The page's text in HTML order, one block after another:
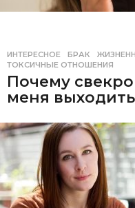
ИНТЕРЕСНОЕ БРАК ,
ТОКСИЧНЫЕ ОТНОШЕНИЯ
Почему
меня